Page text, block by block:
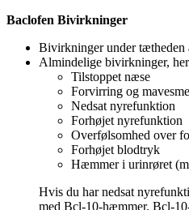
Baclofen Bivirkninger
Bivirkninger under tætheden
Almindelige bivirkninger,
Tilstoppet næse
Forvirring og
Nedsat nyrefunktion
Forhøjet nyrefunktion
Overfølsomhed over
Forhøjet blodtryk
Hæmmer i urinrøret
Hvis du har nedsat
med Bcl-10-hæmmer. Bcl-